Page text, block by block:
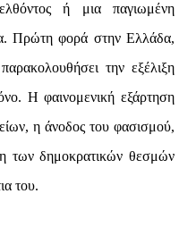
ή μια παγιωμένη
Πρώτη φορά στην Ελλάδα,
την εξέλιξη
Η φαινομενική εξάρτηση
η άνοδος του φασισμού,
των δημοκρατικών θεσμών
του.